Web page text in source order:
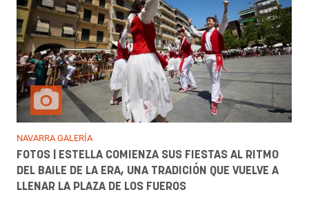
NAVARRA GALERÍA
FOTOS | ESTELLA COMIENZA SUS FIESTAS AL RITMO
DEL BAILE DE LA ERA, UNA TRADICIÓN QUE VUELVE A
LLENAR LA PLAZA DE LOS FUEROS